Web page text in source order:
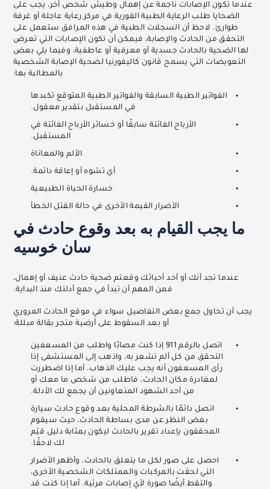
عندما تكون الإصابات ناجمة عن إهمال وطيش شخص آخر، يجب على
الضحايا طلب الرعاية الطبية الفورية في مركز رعاية عاجلة أو غرفة
طوارئ. لاحظ أن السجلات الطبية في هذه المرافق ستعمل على
التحقق من الحادث والإصابة، فيمكن أن تكون الإصابات التي تعرض
لها الضحية بالحادث جسدية أو معرفية أو عاطفية، وفيما يلي بعض
التعويضات التي يسمح قانون كاليفورنيا لضحية الإصابة الشخصية
بالمطالبة بها:
الفواتير الطبية السابقة والفواتير الطبية المتوقع تكبدها
في المستقبل بتقدير معقول.
الأرباح الفائتة سابقًا أو خسائر الأرباح الفائتة في
المستقبل.
الألم والمعاناة
أي تشوه أو إعاقة دائمة.
خسارة الحياة الطبيعية
الأضرار القيمة الأخرى في حالة القتل الخطأ
ما يجب القيام به بعد وقوع حادث في
سان خوسيه
عندما تجد أنك أو أحد أحبائك وقعتم ضحية حادث عنيف أو إهمال،
فمن المهم أن تبدأ في جمع أدلتك منذ البداية.
يجب أن تحاول جمع بعض التفاصيل سواء في موقع الحادث المروري
أو بعد السقوط على أرضية متجر بقالة مبللة:
اتصل بالرقم 911 إذا كنت مصابًا واطلب من المسعفين
التحقق من كل ألم تشعر به، واذهب إلى المستشفى إذا
رأى المسعفون أنه يجب عليك الذهاب. أما إذا اضطررت
لمغادرة مكان الحادث، فاطلب من شخص ما معك أو
من أحد الشهود المتعاونين أن يجمع لك الأدلة.
اتصل دائمًا بالشرطة المحلية بعد وقوع حادث سيارة
بغض النظر عن مدى بساطة الحادث، حيث سيقوم
المحققون بإعداد تقرير بالحادث ليكون بمثابة دليل قيّم
لك لاحقًا.
احصل على صور لكل ما يتعلق بالحادث، وأظهر الأضرار
التي لحقت بالمركبات والممتلكات الشخصية الأخرى،
والتقط أيضًا صورة لأي إصابات مرئية. أما إذا كنت قد